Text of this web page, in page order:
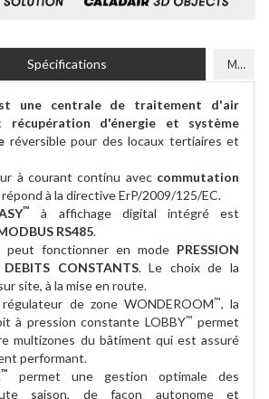
Spécifications Modèles
une centrale de traitement d'air
récupération d'énergie et système
réversible pour des locaux tertiaires et
à courant continu avec commutation
répond à la directive ErP/2009/125/EC.
™
à affichage digital intégré est
RS485.
peut fonctionner en mode PRESSION
CONSTANTS. Le choix de la
site, à la mise en route.
de zone WONDEROOM™, la
à pression constante LOBBY™ permet
multizones du bâtiment qui est assuré
performant.
™
permet une gestion optimale des
saison, de façon autonome et